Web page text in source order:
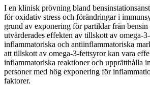
I en klinisk prövning bland
för oxidativ stress och förändringar i
grund av exponering för partiklar från bensin
utvärderades effekten av tillskott av omega-
inflammatoriska och antiinflammatoriska
att tillskott av omega-3-fettsyror kan vara
inflammatoriska reaktioner och upprätthålla
personer med hög exponering för
faktorer.